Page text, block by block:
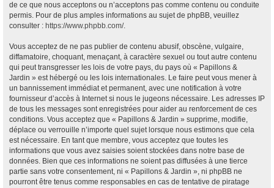
de ce que nous acceptons ou n’acceptons pas comme contenu ou conduite
permis. Pour de plus amples informations au sujet de phpBB, veuillez
consulter : https://www.phpbb.com/.
Vous acceptez de ne pas publier de contenu abusif, obscène, vulgaire,
diffamatoire, choquant, menaçant, à caractère sexuel ou tout autre contenu
qui peut transgresser les lois de votre pays, du pays où « Papillons &
Jardin » est hébergé ou les lois internationales. Le faire peut vous mener à
un bannissement immédiat et permanent, avec une notification à votre
fournisseur d’accès à Internet si nous le jugeons nécessaire. Les adresses IP
de tous les messages sont enregistrées pour aider au renforcement de ces
conditions. Vous acceptez que « Papillons & Jardin » supprime, modifie,
déplace ou verrouille n’importe quel sujet lorsque nous estimons que cela
est nécessaire. En tant que membre, vous acceptez que toutes les
informations que vous avez saisies soient stockées dans notre base de
données. Bien que ces informations ne soient pas diffusées à une tierce
partie sans votre consentement, ni « Papillons & Jardin », ni phpBB ne
pourront être tenus comme responsables en cas de tentative de piratage